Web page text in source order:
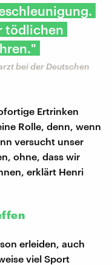
tödlichen
bei der Deutschen
Ertrinken
Rolle, denn, wenn
versucht unser
ohne, dass wir
erklärt Henri
erleiden, auch
viel Sport